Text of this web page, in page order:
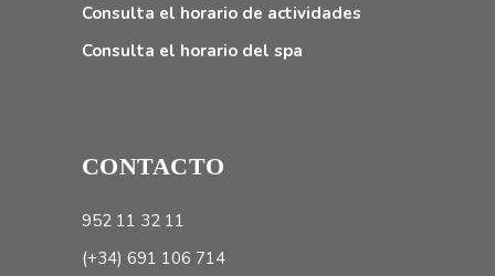
Consulta el horario de actividades
Consulta el horario del spa
CONTACTO
952 11 32 11
(+34) 691 106 714